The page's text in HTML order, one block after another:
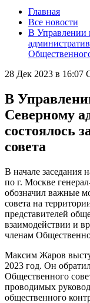
Главная
Все новости
В Управлении
28 Дек 2023 в 16:07
В
Северному
состоялось
совета
В начале
по г. Москве
обозначил важные
совета на
представителей
взаимодействии и
членам
Максим Жаров
2023 год. Он
Общественного
проводимых
общественного